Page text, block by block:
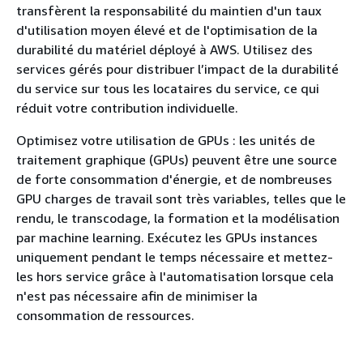
transfèrent la responsabilité du maintien d'un taux
d'utilisation moyen élevé et de l'optimisation de la
durabilité du matériel déployé à AWS. Utilisez des
services gérés pour distribuer l’impact de la durabilité
du service sur tous les locataires du service, ce qui
réduit votre contribution individuelle.
Optimisez votre utilisation de GPUs : les unités de
traitement graphique (GPUs) peuvent être une source
de forte consommation d'énergie, et de nombreuses
GPU charges de travail sont très variables, telles que le
rendu, le transcodage, la formation et la modélisation
par machine learning. Exécutez les GPUs instances
uniquement pendant le temps nécessaire et mettez-
les hors service grâce à l'automatisation lorsque cela
n'est pas nécessaire afin de minimiser la
consommation de ressources.